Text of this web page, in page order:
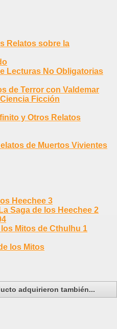
Relatos sobre la
Lecturas No Obligatorias
de Terror con Valdemar
Ficción
y Otros Relatos
de Muertos Vivientes
Heechee 3
Saga de los Heechee 2
Mitos de Cthulhu 1
los Mitos
adquirieron también...